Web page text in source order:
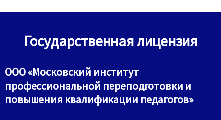
Государственная лицензия
ООО «Московский институт
профессиональной переподготовки и
повышения квалификации педагогов»